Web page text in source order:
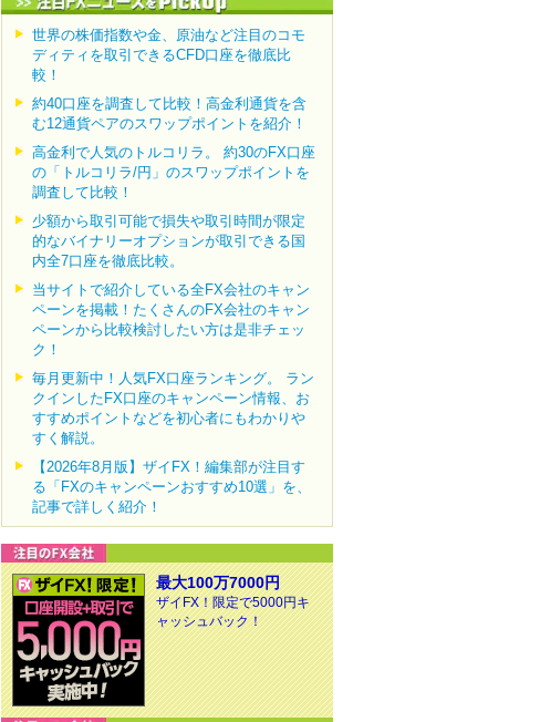
世界の株価指数や金、原油など注目のコモ
ディティを取引できるCFD口座を徹底比
較！
約40口座を調査して比較！高金利通貨を含
む12通貨ペアのスワップポイントを紹介！
高金利で人気のトルコリラ。 約30のFX口座
の「トルコリラ/円」のスワップポイントを
調査して比較！
少額から取引可能で損失や取引時間が限定
的なバイナリーオプションが取引できる国
内全7口座を徹底比較。
当サイトで紹介している全FX会社のキャン
ペーンを掲載！たくさんのFX会社のキャン
ペーンから比較検討したい方は是非チェッ
ク！
毎月更新中！人気FX口座ランキング。 ラン
クインしたFX口座のキャンペーン情報、お
すすめポイントなどを初心者にもわかりや
すく解説。
【2026年8月版】ザイFX！編集部が注目す
る「FXのキャンペーンおすすめ10選」を、
記事で詳しく紹介！
最大100万7000円
ザイFX！限定で5000円キ
ャッシュバック！